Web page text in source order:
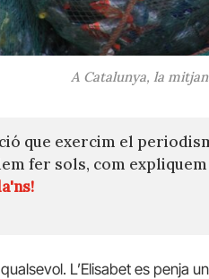
A Catalunya, la
que exercim el
fer sols, com
L’Elisabet es penja